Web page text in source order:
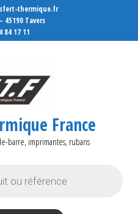
thermique.fr
45190 Tavers
17 11
France
barre, imprimantes, rubans